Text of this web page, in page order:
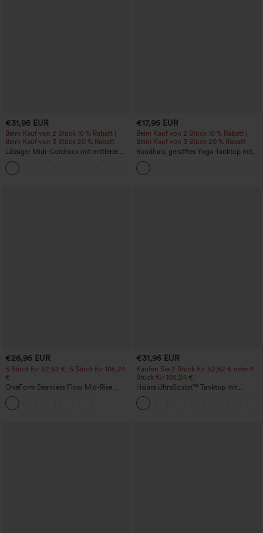
€31,95 EUR
Beim Kauf von 2 Stück 10 % Rabatt |
Beim Kauf von 3 Stück 20 % Rabatt
Lässiger Midi-Cordrock mit mittlerer
Bundhöhe und vorderseitiger
Klapptasche
€17,95 EUR
Beim Kauf von 2 Stück 10 % Rabatt |
Beim Kauf von 3 Stück 20 % Rabatt
Rundhals, gerafftes Yoga-Tanktop mit
Cool-Touch-Effekt – UPF50+
€26,95 EUR
3 Stück für 52,62 €, 6 Stück für 105,24
€
OneForm Seamless Flow Mid-Rise
Yoga-Leggings - mittelhoher Bund,
bauchformend und mit Po-Lifting-
Effekt
€31,95 EUR
Kaufen Sie 2 Stück für 52,62 € oder 4
Stück für 105,24 €.
Halara UltraSculpt™ Tanktop mit
Rundhalsausschnitt und
geschwungenem Saum